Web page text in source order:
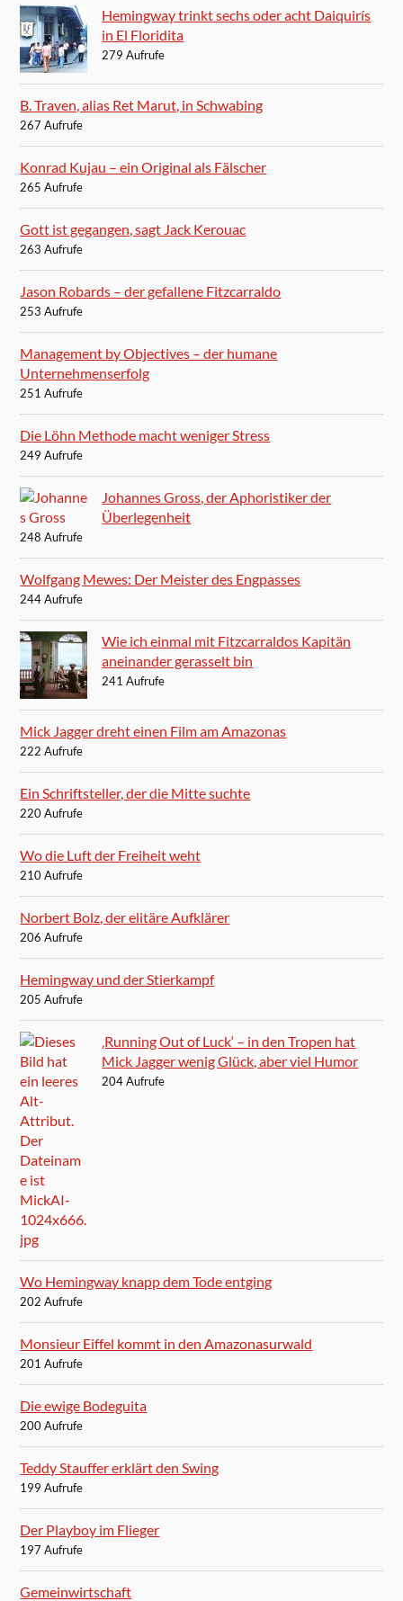
Hemingway trinkt sechs oder acht Daiquirís
in El Floridita
279 Aufrufe
B. Traven, alias Ret Marut, in Schwabing
267 Aufrufe
Konrad Kujau – ein Original als Fälscher
265 Aufrufe
Gott ist gegangen, sagt Jack Kerouac
263 Aufrufe
Jason Robards – der gefallene Fitzcarraldo
253 Aufrufe
Management by Objectives – der humane
Unternehmenserfolg
251 Aufrufe
Die Löhn Methode macht weniger Stress
249 Aufrufe
Johannes Gross, der Aphoristiker der
Überlegenheit
248 Aufrufe
Wolfgang Mewes: Der Meister des Engpasses
244 Aufrufe
Wie ich einmal mit Fitzcarraldos Kapitän
aneinander gerasselt bin
241 Aufrufe
Mick Jagger dreht einen Film am Amazonas
222 Aufrufe
Ein Schriftsteller, der die Mitte suchte
220 Aufrufe
Wo die Luft der Freiheit weht
210 Aufrufe
Norbert Bolz, der elitäre Aufklärer
206 Aufrufe
Hemingway und der Stierkampf
205 Aufrufe
‚Running Out of Luck‘ – in den Tropen hat
Mick Jagger wenig Glück, aber viel Humor
204 Aufrufe
Wo Hemingway knapp dem Tode entging
202 Aufrufe
Monsieur Eiffel kommt in den Amazonasurwald
201 Aufrufe
Die ewige Bodeguita
200 Aufrufe
Teddy Stauffer erklärt den Swing
199 Aufrufe
Der Playboy im Flieger
197 Aufrufe
Gemeinwirtschaft